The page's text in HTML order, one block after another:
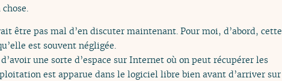
être pas mal d’en discuter maintenant. Pour moi, d’abord, cette
est souvent négligée.
une sorte d’espace sur Internet où on peut récupérer les
est apparue dans le logiciel libre bien avant d’arriver sur